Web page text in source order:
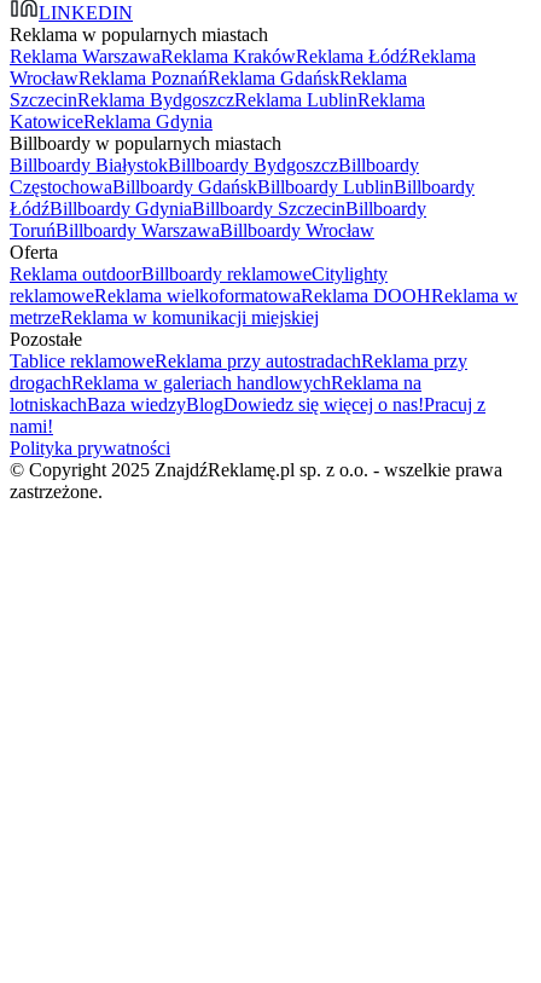
LINKEDIN
Reklama w popularnych miastach
Reklama WarszawaReklama KrakówReklama ŁódźReklama
WrocławReklama PoznańReklama GdańskReklama
SzczecinReklama BydgoszczReklama LublinReklama
KatowiceReklama Gdynia
Billboardy w popularnych miastach
Billboardy BiałystokBillboardy BydgoszczBillboardy
CzęstochowaBillboardy GdańskBillboardy LublinBillboardy
ŁódźBillboardy GdyniaBillboardy SzczecinBillboardy
ToruńBillboardy WarszawaBillboardy Wrocław
Oferta
Reklama outdoorBillboardy reklamoweCitylighty
reklamoweReklama wielkoformatowaReklama DOOHReklama w
metrzeReklama w komunikacji miejskiej
Pozostałe
Tablice reklamoweReklama przy autostradachReklama przy
drogachReklama w galeriach handlowychReklama na
lotniskachBaza wiedzyBlogDowiedz się więcej o nas!Pracuj z
nami!
Polityka prywatności
© Copyright 2025 ZnajdźReklamę.pl sp. z o.o. - wszelkie prawa
zastrzeżone.